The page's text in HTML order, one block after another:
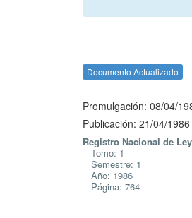
Documento Actualizado
Promulgación: 08/04/
Publicación: 21/04/1986
Registro Nacional de
Tomo: 1
Semestre: 1
Año: 1986
Página: 764